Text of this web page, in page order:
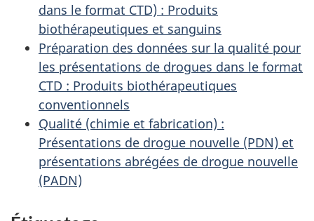
dans le format CTD) : Produits
biothérapeutiques et sanguins
Préparation des données sur la qualité pour
les présentations de drogues dans le format
CTD : Produits biothérapeutiques
conventionnels
Qualité (chimie et fabrication) :
Présentations de drogue nouvelle (PDN) et
présentations abrégées de drogue nouvelle
(PADN)